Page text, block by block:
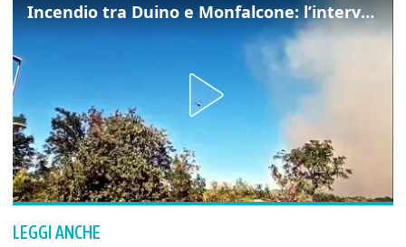
Incendio tra Duino e Monfalcone: l’intervento dei vigili del fuoco
LEGGI ANCHE